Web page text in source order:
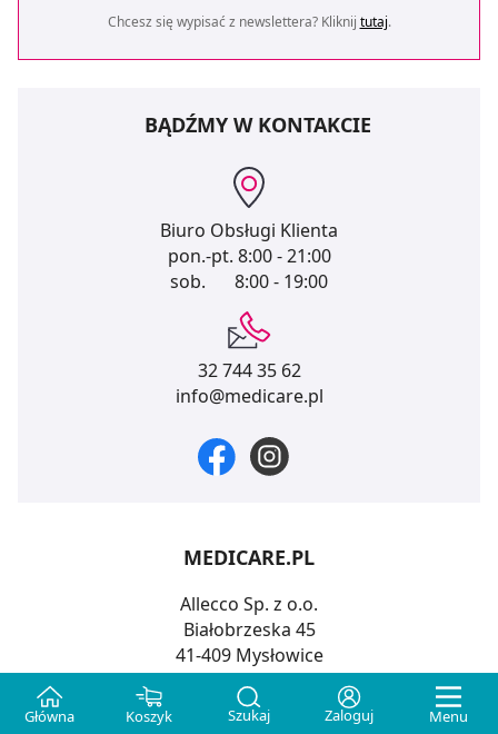
Główna Koszyk Szukaj Zaloguj Menu
Chcesz się wypisać z newslettera? Kliknij tutaj.
BĄDŹMY W KONTAKCIE
Biuro Obsługi Klienta
pon.-pt. 8:00 - 21:00
sob.
8:00 - 19:00
32 744 35 62
info@medicare.pl
MEDICARE.PL
Allecco Sp. z o.o.
Białobrzeska 45
41-409 Mysłowice
NIP: 6462972261